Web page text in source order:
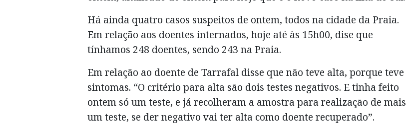
Há ainda quatro casos suspeitos de ontem, todos na cidade da Praia.
Em relação aos doentes internados, hoje até às 15h00, dise que
tínhamos 248 doentes, sendo 243 na Praia.
Em relação ao doente de Tarrafal disse que não teve alta, porque teve
sintomas. “O critério para alta são dois testes negativos. E tinha feito
ontem só um teste, e já recolheram a amostra para realização de mais
um teste, se der negativo vai ter alta como doente recuperado”.